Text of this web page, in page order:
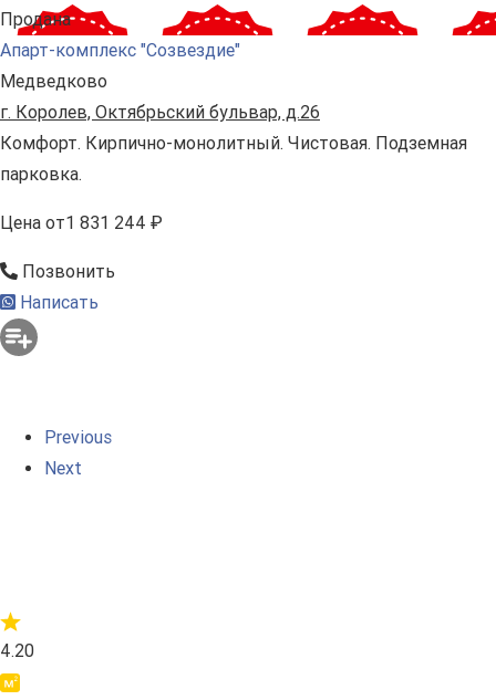
Продана
Апарт-комплекс "Созвездие"
Медведково
г. Королев, Октябрьский бульвар, д.26
Комфорт. Кирпично-монолитный. Чистовая. Подземная
парковка.
Цена от1 831 244 ₽
Позвонить
Написать
Previous
Next
4.20